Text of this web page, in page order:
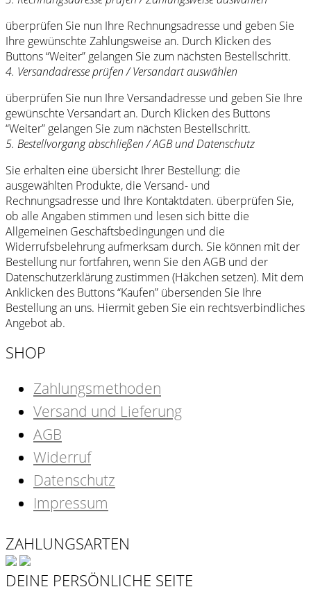
überprüfen Sie nun Ihre Rechnungsadresse und geben Sie
Ihre gewünschte Zahlungsweise an. Durch Klicken des
Buttons “Weiter” gelangen Sie zum nächsten Bestellschritt.
4. Versandadresse prüfen / Versandart auswählen
überprüfen Sie nun Ihre Versandadresse und geben Sie Ihre
gewünschte Versandart an. Durch Klicken des Buttons
“Weiter” gelangen Sie zum nächsten Bestellschritt.
5. Bestellvorgang abschließen / AGB und Datenschutz
Sie erhalten eine übersicht Ihrer Bestellung: die
ausgewählten Produkte, die Versand- und
Rechnungsadresse und Ihre Kontaktdaten. überprüfen Sie,
ob alle Angaben stimmen und lesen sich bitte die
Allgemeinen Geschäftsbedingungen und die
Widerrufsbelehrung aufmerksam durch. Sie können mit der
Bestellung nur fortfahren, wenn Sie den AGB und der
Datenschutzerklärung zustimmen (Häkchen setzen). Mit dem
Anklicken des Buttons “Kaufen” übersenden Sie Ihre
Bestellung an uns. Hiermit geben Sie ein rechtsverbindliches
Angebot ab.
SHOP
Zahlungsmethoden
Versand und Lieferung
AGB
Widerruf
Datenschutz
Impressum
ZAHLUNGSARTEN
DEINE PERSÖNLICHE SEITE